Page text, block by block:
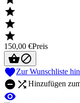



150,00 €Preis

Zur Wunschliste
  Hinzufügen
